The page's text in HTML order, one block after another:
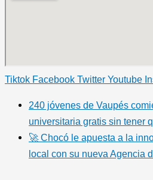
Tiktok Facebook Twitter Youtube
240 jóvenes de Vaupés
universitaria gratis sin tener
🚀 Chocó le apuesta a la
local con su nueva Agencia